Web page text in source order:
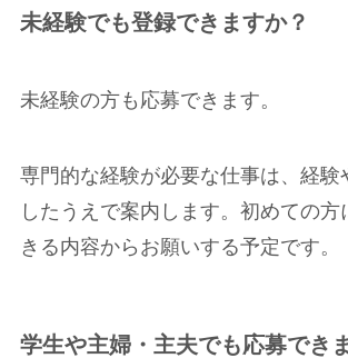
未経験でも登録できますか？
未経験の方も応募できます。
専門的な経験が必要な仕事は、経験
したうえで案内します。初めての方
きる内容からお願いする予定です。
学生や主婦・主夫でも応募でき